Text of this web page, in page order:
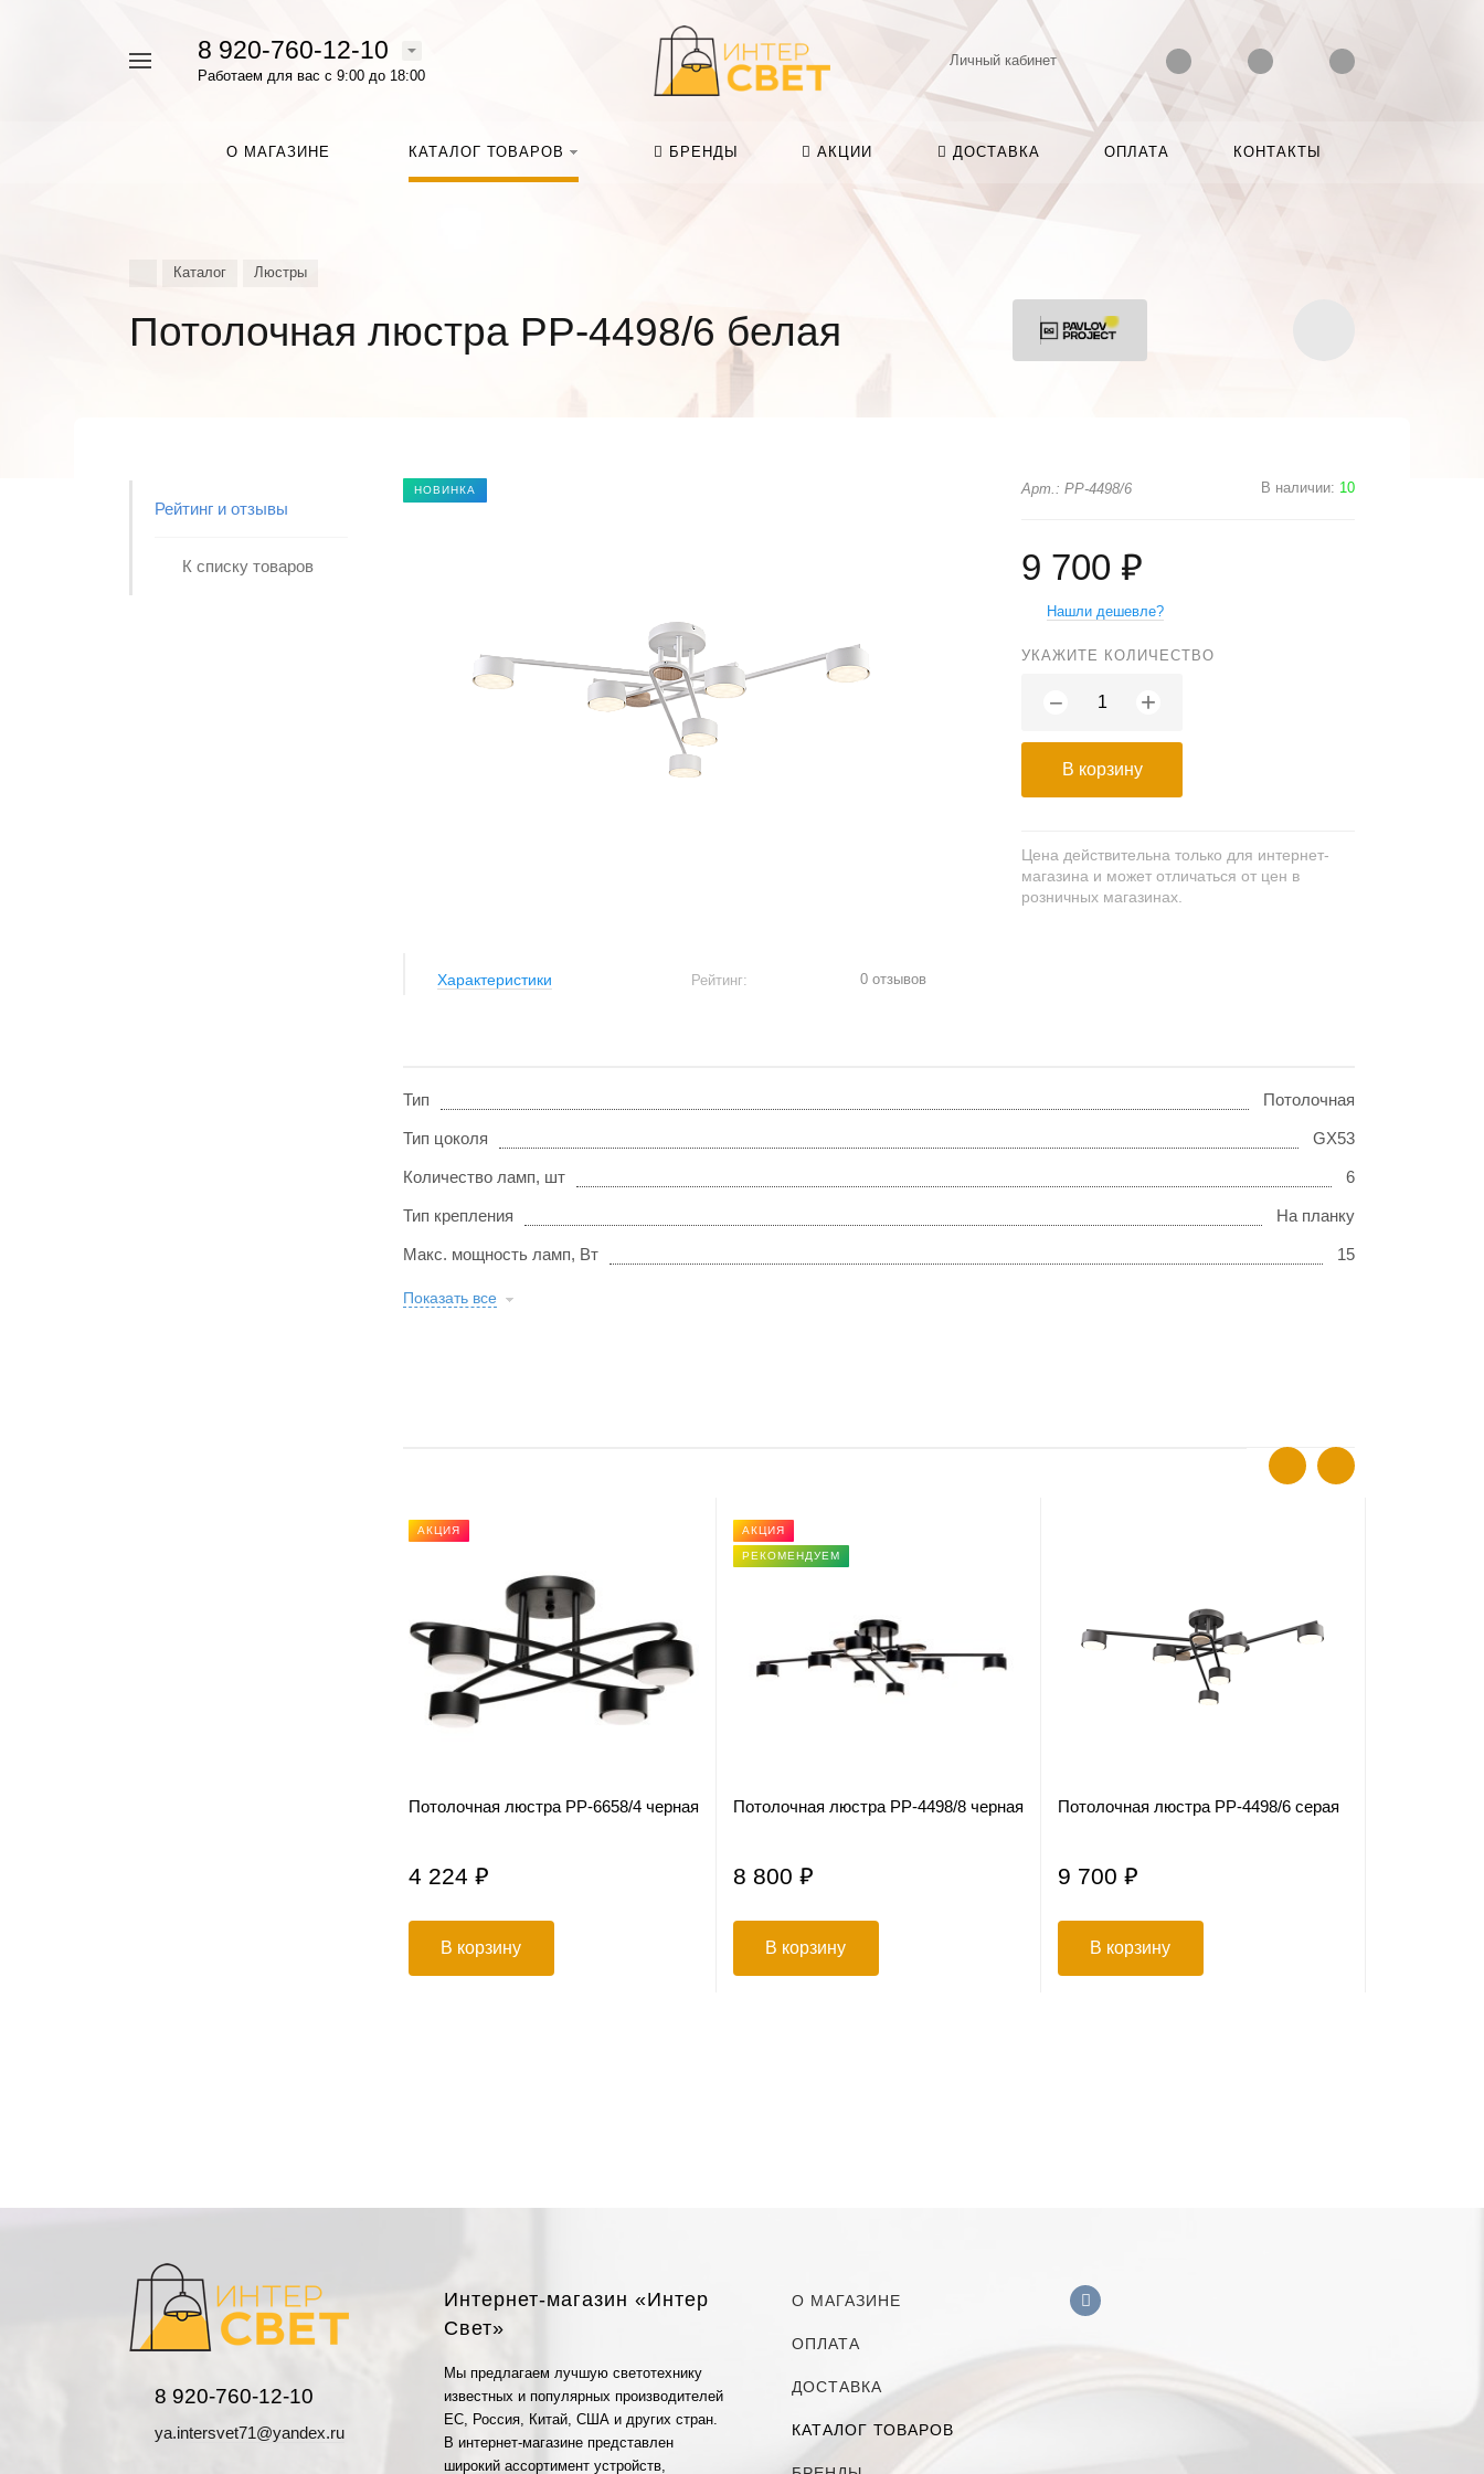
8 920-760-12-10
Работаем для вас с 9:00 до 18:00
Личный кабинет
О МАГАЗИНЕ КАТАЛОГ ТОВАРОВ БРЕНДЫ АКЦИИ ДОСТАВКА ОПЛАТА КОНТАКТЫ
Каталог Люстры
Потолочная люстра PP-4498/6 белая
Рейтинг и отзывы
К списку товаров
НОВИНКА
Характеристики Рейтинг: 0 отзывов
Арт.: PP-4498/6 В наличии: 10
9 700 ₽
Нашли дешевле?
УКАЖИТЕ КОЛИЧЕСТВО
− +
В корзину
Цена действительна только для интернет-
магазина и может отличаться от цен в
розничных магазинах.
Тип Потолочная
Тип цоколя GX53
Количество ламп, шт 6
Тип крепления На планку
Макс. мощность ламп, Вт 15
Показать все
АКЦИЯ
Потолочная люстра PP-6658/4 черная
4 224 ₽
В корзину
АКЦИЯ
РЕКОМЕНДУЕМ
Потолочная люстра PP-4498/8 черная
8 800 ₽
В корзину
Потолочная люстра PP-4498/6 серая
9 700 ₽
В корзину
8 920-760-12-10
ya.intersvet71@yandex.ru
Интернет-магазин «Интер
Свет»
Мы предлагаем лучшую светотехнику
известных и популярных производителей
ЕС, Россия, Китай, США и других стран.
В интернет-магазине представлен
широкий ассортимент устройств,
О МАГАЗИНЕ
ОПЛАТА
ДОСТАВКА
КАТАЛОГ ТОВАРОВ